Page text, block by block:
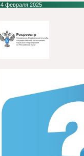
4 февраля 2025